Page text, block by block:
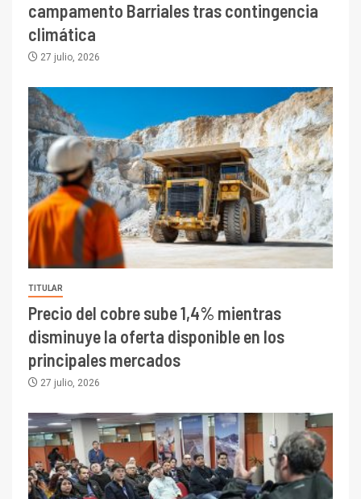
campamento Barriales tras contingencia
climática
27 julio, 2026
TITULAR
Precio del cobre sube 1,4% mientras
disminuye la oferta disponible en los
principales mercados
27 julio, 2026